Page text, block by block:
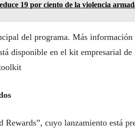
19 por ciento de la violencia
del programa. Más información
disponible en el kit empresarial
Rewards”, cuyo lanzamiento está